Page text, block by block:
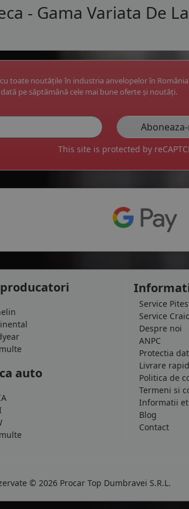
- Gama Variata De
toate noutățile în industria anvelopelor în
pe săptămână cele mai bune oferte și noutăți.
This site is protected by
auto
Service
Service
Despre noi
ANPC
Protectia
Livrare
Politica de
Termeni si
Informatii
Blog
Contact
© 2026 Procar Top Dumbravei S.R.L.